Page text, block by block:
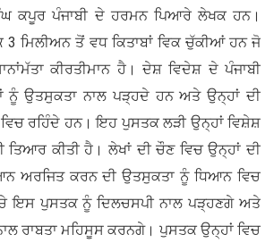
ਕਪੂਰ ਪੰਜਾਬੀ ਦੇ ਹਰਮਨ ਪਿਆਰੇ ਲੇਖਕ ਹਨ।
ਮਿਲੀਅਨ ਤੋਂ ਵਧ ਕਿਤਾਬਾਂ ਵਿਕ ਚੁੱਕੀਆਂ ਹਨ ਜੋ
ਕੀਰਤੀਮਾਨ ਹੈ। ਦੇਸ਼ ਵਿਦੇਸ਼ ਦੇ ਪੰਜਾਬੀ
ਨੂੰ ਉਤਸੁਕਤਾ ਨਾਲ ਪੜ੍ਹਦੇ ਹਨ ਅਤੇ ਉਨ੍ਹਾਂ ਦੀ
ਰਹਿੰਦੇ ਹਨ। ਇਹ ਪੁਸਤਕ ਲੜੀ ਉਨ੍ਹਾਂ ਵਿਸ਼ੇਸ਼
ਕੀਤੀ ਹੈ। ਲੇਖਾਂ ਦੀ ਚੌਣ ਵਿਚ ਉਨ੍ਹਾਂ ਦੀ
ਅਰਜਿਤ ਕਰਨ ਦੀ ਉਤਸੁਕਤਾ ਨੂੰ ਧਿਆਨ ਵਿਚ
ਇਸ ਪੁਸਤਕ ਨੂੰ ਦਿਲਚਸਪੀ ਨਾਲ ਪੜ੍ਹਣਗੇ ਅਤੇ
ਰਾਬਤਾ ਮਹਿਸੂਸ ਕਰਨਗੇ। ਪੁਸਤਕ ਉਨ੍ਹਾਂ ਵਿਚ